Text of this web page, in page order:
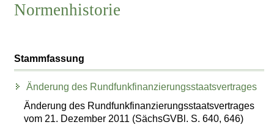
Normenhistorie
Stammfassung
Änderung des Rundfunkfinanzierungsstaatsvertrages
Änderung des Rundfunkfinanzierungsstaatsvertrages
vom 21. Dezember 2011 (SächsGVBl. S. 640, 646)